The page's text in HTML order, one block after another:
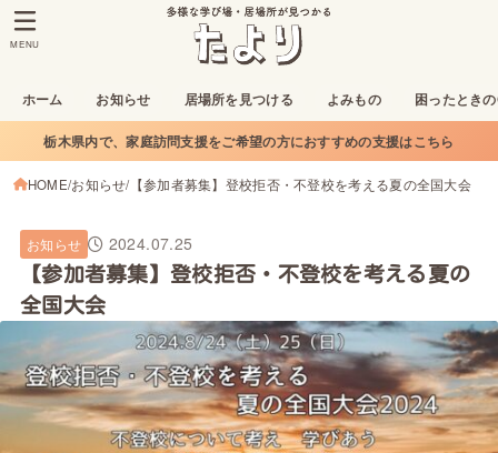
ホーム お知らせ 居場所を見つける よみもの 困ったとき
MENU
栃木県内で、家庭訪問支援をご希望の方におすすめの支援はこちら
HOME お知らせ 【参加者募集】登校拒否・不登校を考える夏の全国大会
お知らせ 2024.07.25
【参加者募集】登校拒否・不登校を考える夏の
全国大会